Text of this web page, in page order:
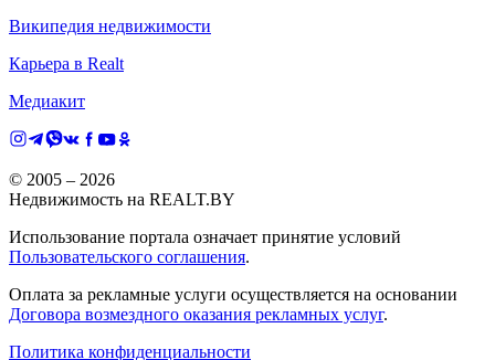
Википедия недвижимости
Карьера в Realt
Медиакит
© 2005 – 2026
Недвижимость на REALT.BY
Использование портала означает принятие условий
Пользовательского соглашения.
Оплата за рекламные услуги осуществляется на основании
Договора возмездного оказания рекламных услуг.
Политика конфиденциальности